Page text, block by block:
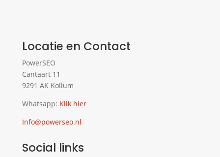
Locatie en Contact
PowerSEO
Cantaart 11
9291 AK Kollum
Whatsapp: Klik hier
Info@powerseo.nl
Social links